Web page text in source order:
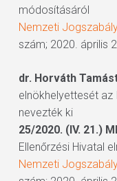
módosításáról
Nemzeti
szám; 2020. április
dr. Horváth
elnökhelyettesét az
nevezték ki
25/2020. (IV. 21.)
Ellenőrzési Hivatal
Nemzeti